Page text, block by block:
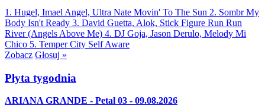
1. Hugel, Imael Angel, Ultra Nate Movin' To The Sun 2. Sombr My
Body Isn't Ready 3. David Guetta, Alok, Stick Figure Run Run
River (Angels Above Me) 4. DJ Goja, Jason Derulo, Melody Mi
Chico 5. Temper City Self Aware
Zobacz Głosuj »
Płyta tygodnia
ARIANA GRANDE - Petal 03 - 09.08.2026